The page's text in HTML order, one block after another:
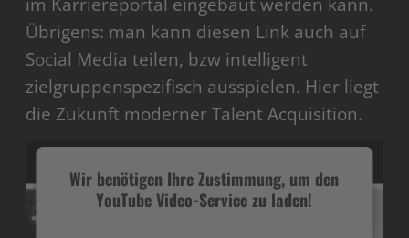
im Karriereportal eingebaut werden kann.
Übrigens: man kann diesen Link auch auf
Social Media teilen, bzw intelligent
zielgruppenspezifisch ausspielen. Hier liegt
die Zukunft moderner Talent Acquisition.
Wir benötigen Ihre Zustimmung, um den
YouTube Video-Service zu laden!